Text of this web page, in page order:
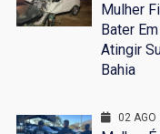
Mulher
Bater
Atingir
Bahia
02 AGO